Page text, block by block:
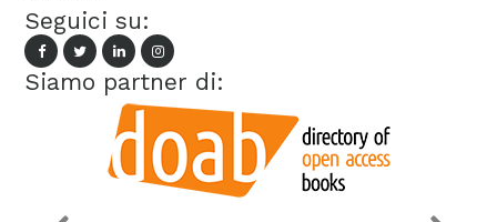
Seguici su:
Siamo partner di: